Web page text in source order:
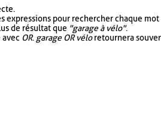
expressions pour rechercher chaque
de résultat que "garage à vélo".
avec OR. garage OR véloretournera